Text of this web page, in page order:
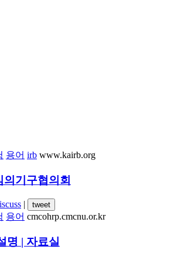
용어 irb www.kairb.org
기구협의회
|
tweet
용어 cmcohrp.cmcnu.or.kr
명 | 자료실